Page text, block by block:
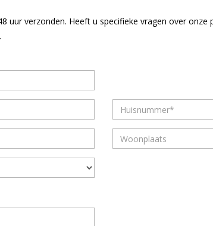
uur verzonden. Heeft u specifieke vragen over onze